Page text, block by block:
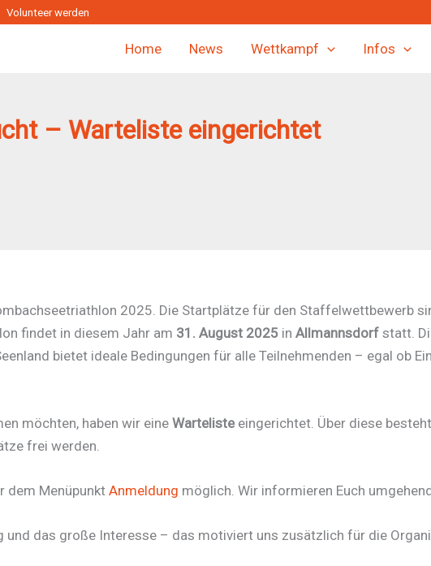
Volunteer werden
Home News Wettkampf Infos
– Warteliste eingerichtet
2025. Die Startplätze für den Staffelwettbewerb
findet in diesem Jahr am 31. August 2025 in Allmannsdorf statt.
bietet ideale Bedingungen für alle Teilnehmenden – egal ob
möchten, haben wir eine Wartelisteeingerichtet. Über diese
frei werden.
dem Menüpunkt Anmeldung möglich. Wir informieren Euch
und das große Interesse – das motiviert uns zusätzlich für die